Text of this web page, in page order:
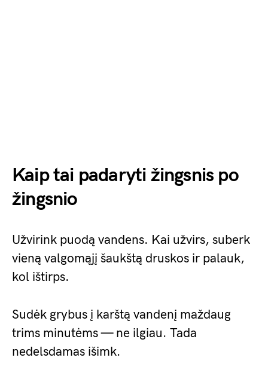
Kaip tai padaryti žingsnis po
žingsnio
Užvirink puodą vandens. Kai užvirs, suberk
vieną valgomąjį šaukštą druskos ir palauk,
kol ištirps.
Sudėk grybus į karštą vandenį maždaug
trims minutėms — ne ilgiau. Tada
nedelsdamas išimk.